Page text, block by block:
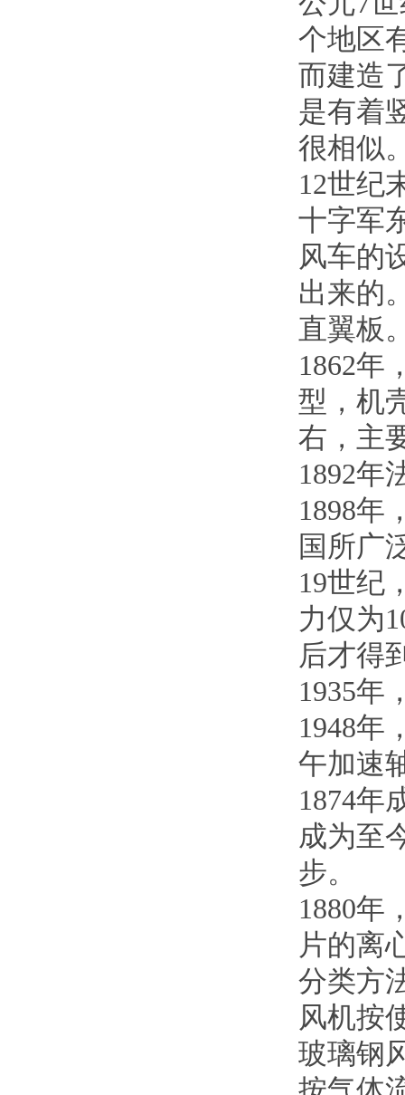
个地区
而建造
是有着
很相似
12世纪
十字军
风车的
出来的
直翼板
1862年
型，机
右，主
1892年
1898年
国所广
19世纪
力仅为
后才得
1935年
1948年
午加速
1874年
成为至
步。
1880年
片的离
分类方
风机按
玻璃钢